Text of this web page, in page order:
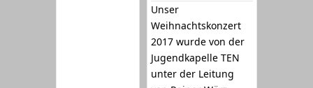
Unser
Weihnachtskonzert
2017 wurde von der
Jugendkapelle TEN
unter der Leitung